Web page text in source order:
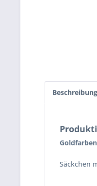
Beschreibung
Säckchen